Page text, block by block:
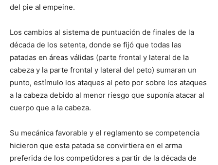
del pie al empeine.
Los cambios al sistema de puntuación de finales de la
década de los setenta, donde se fijó que todas las
patadas en áreas válidas (parte frontal y lateral de la
cabeza y la parte frontal y lateral del peto) sumaran un
punto, estímulo los ataques al peto por sobre los ataques
a la cabeza debido al menor riesgo que suponía atacar al
cuerpo que a la cabeza.
Su mecánica favorable y el reglamento se competencia
hicieron que esta patada se convirtiera en el arma
preferida de los competidores a partir de la década de